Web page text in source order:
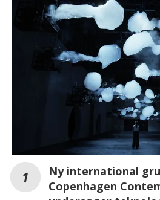
Ny international
Copenhagen